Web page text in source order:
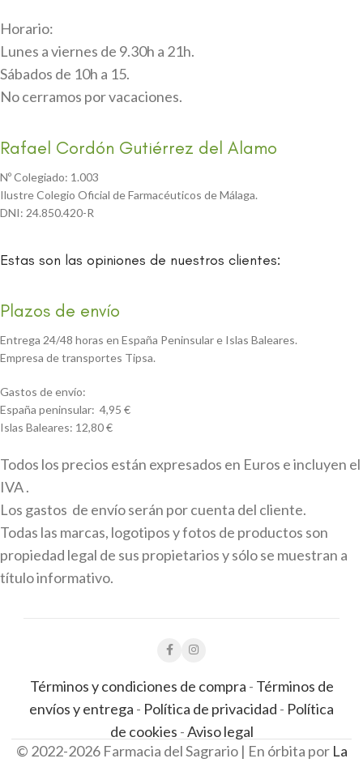
Horario:
Lunes a viernes de 9.30h a 21h.
Sábados de 10h a 15.
No cerramos por vacaciones.
Rafael Cordón Gutiérrez del Alamo
Nº Colegiado: 1.003
Ilustre Colegio Oficial de Farmacéuticos de Málaga.
DNI: 24.850.420-R
Estas son las opiniones de nuestros clientes:
Plazos de envío
Entrega 24/48 horas en España Peninsular e Islas Baleares.
Empresa de transportes Tipsa.
Gastos de envío:
España peninsular: 4,95 €
Islas Baleares: 12,80 €
Todos los precios están expresados en Euros e incluyen el
IVA .
Los gastos de envío serán por cuenta del cliente.
Todas las marcas, logotipos y fotos de productos son
propiedad legal de sus propietarios y sólo se muestran a
título informativo.
Términos y condiciones de compra - Términos de
envíos y entrega - Política de privacidad - Política
de cookies -Aviso legal
© 2022-2026 Farmacia del Sagrario | En órbita por La